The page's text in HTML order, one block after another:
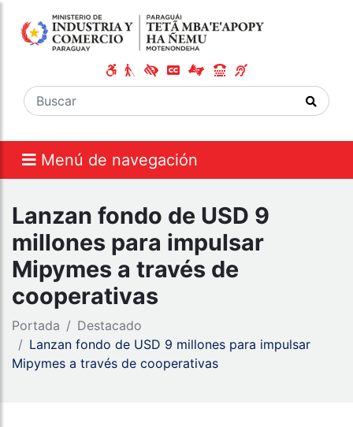
Menú de navegación
Lanzan fondo de USD 9
millones para impulsar
Mipymes a través de
cooperativas
Portada
Destacado
Lanzan fondo de USD 9 millones para impulsar
Mipymes a través de cooperativas